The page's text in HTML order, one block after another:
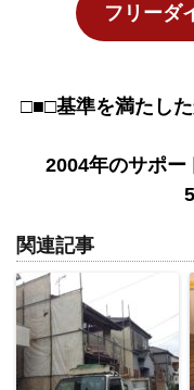
フリーダ
□■□基準を満たし
2004年のサポ
関連記事